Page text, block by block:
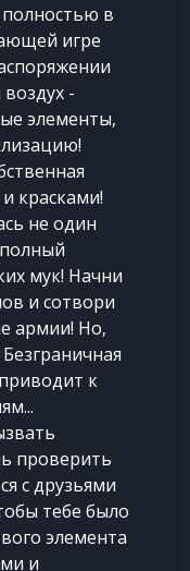
в
игре
-
элементы,
красками!
не один
мук! Начни
и сотвори
армии! Но,
к
проверить
с друзьями
тебе было
элемента
и